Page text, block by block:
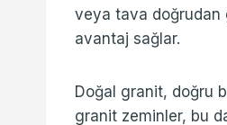
veya tava doğrudan
avantaj sağlar.
Doğal granit, doğru
granit zeminler, bu